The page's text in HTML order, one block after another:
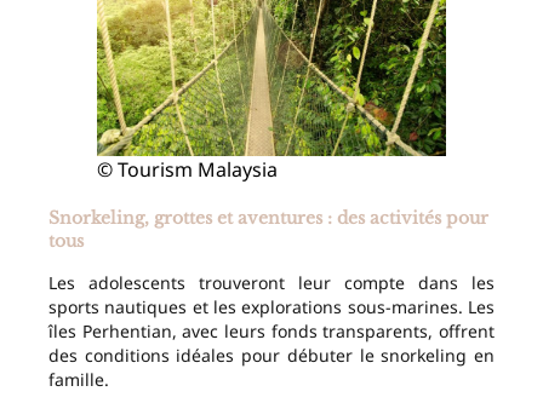
© Tourism Malaysia
Snorkeling, grottes et aventures : des activités pour
tous
Les adolescents trouveront leur compte dans les
sports nautiques et les explorations sous-marines. Les
îles Perhentian, avec leurs fonds transparents, offrent
des conditions idéales pour débuter le snorkeling en
famille.